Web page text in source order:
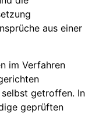
aus einer
im Verfahren
getroffen. In
geprüften